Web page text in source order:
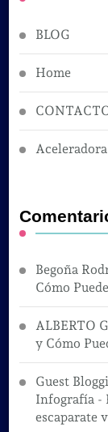
BLOG
Home
Begoña
Cómo
ALBERTO
y Cómo
Guest
Infografía -
escaparate